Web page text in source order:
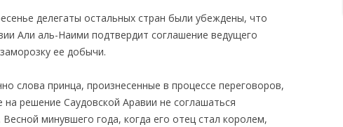
делегаты остальных стран были убеждены, что
Али аль-Наими подтвердит соглашение ведущего
ее добычи.
слова принца, произнесенные в процессе переговоров,
решение Саудовской Аравии не соглашаться
минувшего года, когда его отец стал королем,